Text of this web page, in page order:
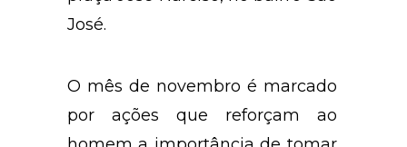
José.
O mês de novembro é marcado
por ações que reforçam ao